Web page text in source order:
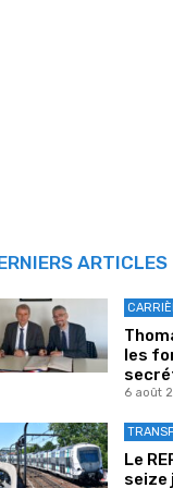
ARTICLES
les
6 août
Le
seize